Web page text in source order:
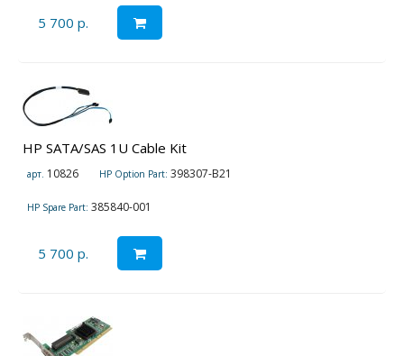
5 700 р.
HP SATA/SAS 1U Cable Kit
арт. 10826 HP Option Part: 398307-B21
HP Spare Part: 385840-001
5 700 р.